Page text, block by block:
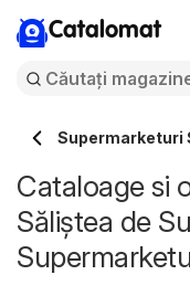
Catalomat
Supermarketuri
Cataloage si
Săliştea de